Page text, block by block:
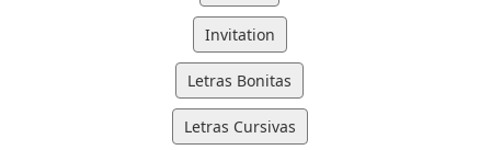
Invitation
Letras Bonitas
Letras Cursivas